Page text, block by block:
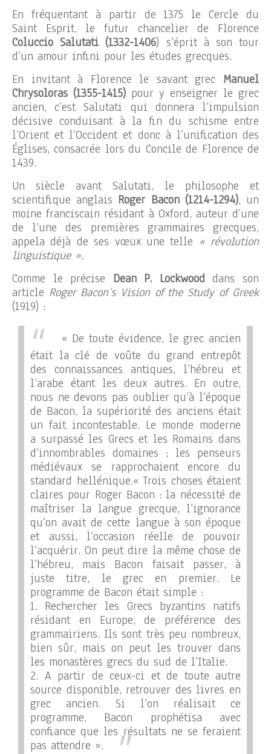
En fréquentant à partir de 1375 le Cercle du
Saint Esprit, le futur chancelier de Florence
Coluccio Salutati (1332-1406) s’éprit à son tour
d’un amour infini pour les études grecques.
En invitant à Florence le savant grec Manuel
Chrysoloras (1355-1415) pour y enseigner le grec
ancien, c’est Salutati qui donnera l’impulsion
décisive conduisant à la fin du schisme entre
l’Orient et l’Occident et donc à l’unification des
Églises, consacrée lors du Concile de Florence de
1439.
Un siècle avant Salutati, le philosophe et
scientifique anglais Roger Bacon (1214-1294), un
moine franciscain résidant à Oxford, auteur d’une
de l’une des premières grammaires grecques,
appela déjà de ses vœux une telle « révolution
linguistique ».
Comme le précise Dean P. Lockwood dans son
article Roger Bacon’s Vision of the Study of Greek
(1919) :
« De toute évidence, le grec ancien
était la clé de voûte du grand entrepôt
des connaissances antiques, l’hébreu et
l’arabe étant les deux autres. En outre,
nous ne devons pas oublier qu’à l’époque
de Bacon, la supériorité des anciens était
un fait incontestable. Le monde moderne
a surpassé les Grecs et les Romains dans
d’innombrables domaines ; les penseurs
médiévaux se rapprochaient encore du
standard hellénique.« Trois choses étaient
claires pour Roger Bacon : la nécessité de
maîtriser la langue grecque, l’ignorance
qu’on avait de cette langue à son époque
et aussi, l’occasion réelle de pouvoir
l’acquérir. On peut dire la même chose de
l’hébreu, mais Bacon faisait passer, à
juste titre, le grec en premier. Le
programme de Bacon était simple :
1. Rechercher les Grecs byzantins natifs
résidant en Europe, de préférence des
grammairiens. Ils sont très peu nombreux,
bien sûr, mais on peut les trouver dans
les monastères grecs du sud de l’Italie.
2. A partir de ceux-ci et de toute autre
source disponible, retrouver des livres en
grec ancien. Si l’on réalisait ce
programme, Bacon prophétisa avec
confiance que les résultats ne se feraient
pas attendre ».